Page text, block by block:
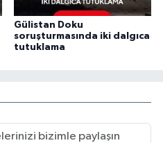
Gülistan Doku
soruşturmasında iki dalgıca
tutuklama